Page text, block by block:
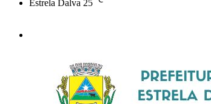
Estrela Dalva 25